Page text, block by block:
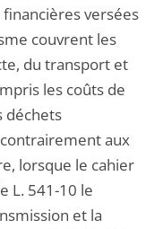
versées
couvrent les
du transport et
les coûts de
déchets
aux
lorsque le cahier
L. 541-10 le
et la